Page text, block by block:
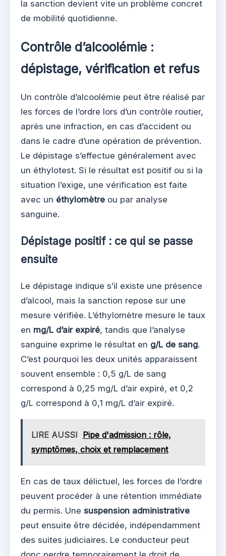
la sanction devient vite un problème concret
de mobilité quotidienne.
Contrôle d’alcoolémie :
dépistage, vérification et refus
Un contrôle d’alcoolémie peut être réalisé par
les forces de l’ordre lors d’un contrôle routier,
après une infraction, en cas d’accident ou
dans le cadre d’une opération de prévention.
Le dépistage s’effectue généralement avec
un éthylotest. Si le résultat est positif ou si la
situation l’exige, une vérification est faite
avec un éthylomètre ou par analyse
sanguine.
Dépistage positif : ce qui se passe
ensuite
Le dépistage indique s’il existe une présence
d’alcool, mais la sanction repose sur une
mesure vérifiée. L’éthylomètre mesure le taux
en mg/L d’air expiré, tandis que l’analyse
sanguine exprime le résultat en g/L de sang.
C’est pourquoi les deux unités apparaissent
souvent ensemble : 0,5 g/L de sang
correspond à 0,25 mg/L d’air expiré, et 0,2
g/L correspond à 0,1 mg/L d’air expiré.
LIRE AUSSI Pipe d'admission : rôle,
symptômes, choix et remplacement
En cas de taux délictuel, les forces de l’ordre
peuvent procéder à une rétention immédiate
du permis. Une suspension administrative
peut ensuite être décidée, indépendamment
des suites judiciaires. Le conducteur peut